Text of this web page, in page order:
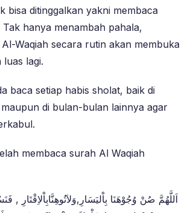
bisa ditinggalkan yakni membaca
hanya menambah pahala,
Waqiah secara rutin akan membuka
lagi.
baca setiap habis sholat, baik di
di bulan-bulan lainnya agar
membaca surah Al Waqiah
اَللَّهُمَّ صُنْ وُجُوْهَنَا بِاْليَسَارِ,وَلاَتُوهِنَّابِاْلاِقْتَارِ